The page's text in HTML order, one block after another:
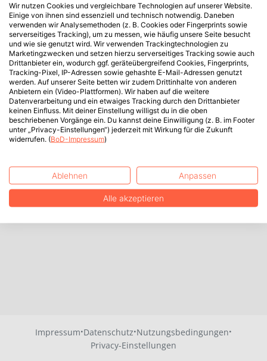
Impressum·Datenschutz·Nutzungsbedingungen·
Privacy-Einstellungen
Wir nutzen Cookies und vergleichbare Technologien auf unserer Website.
Einige von ihnen sind essenziell und technisch notwendig. Daneben
verwenden wir Analysemethoden (z. B. Cookies oder Fingerprints sowie
serverseitiges Tracking), um zu messen, wie häufig unsere Seite besucht
und wie sie genutzt wird. Wir verwenden Trackingtechnologien zu
Marketingzwecken und setzen hierzu serverseitiges Tracking sowie auch
Drittanbieter ein, wodurch ggf. geräteübergreifend Cookies, Fingerprints,
Tracking-Pixel, IP-Adressen sowie gehashte E-Mail-Adressen genutzt
werden. Auf unserer Seite betten wir zudem Drittinhalte von anderen
Anbietern ein (Video-Plattformen). Wir haben auf die weitere
Datenverarbeitung und ein etwaiges Tracking durch den Drittanbieter
keinen Einfluss. Mit deiner Einstellung willigst du in die oben
beschriebenen Vorgänge ein. Du kannst deine Einwilligung (z. B. im Footer
unter „Privacy-Einstellungen“) jederzeit mit Wirkung für die Zukunft
widerrufen. (BoD-Impressum)
Ablehnen Anpassen
Alle akzeptieren